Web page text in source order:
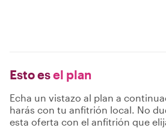
Esto esel plan
Echa un vistazo al plan a
harás con tu anfitrión local. No
esta oferta con el anfitrión que